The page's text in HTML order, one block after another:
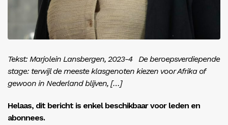
Tekst: Marjolein ­Lansbergen, 2023-4 De beroepsverdiepende
stage: terwijl de meeste klasgenoten kiezen voor Afrika of
gewoon in Nederland blijven, […]
Helaas, dit bericht is enkel beschikbaar voor leden en
abonnees.